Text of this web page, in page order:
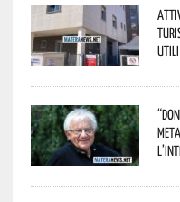
utili